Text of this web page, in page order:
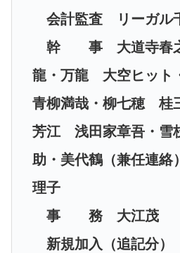
会計監査 リーガル
幹 事 大道寺春
龍・万龍 大空ヒット
青柳満哉・柳七穂 桂
芳江 浅田家章吾・
助・美代鶴（兼任連絡
理子
事 務 大江茂
新規加入（追記分）